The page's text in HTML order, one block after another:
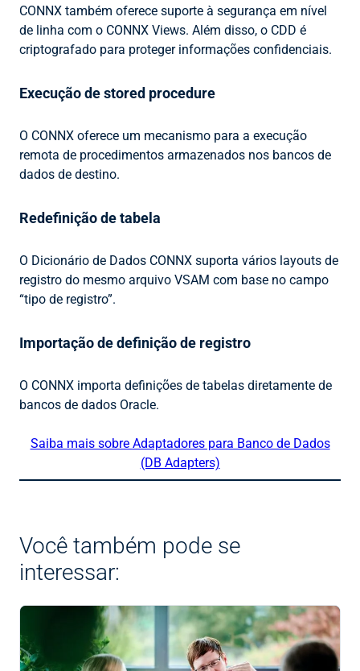
CONNX também oferece suporte à segurança em nível
de linha com o CONNX Views. Além disso, o CDD é
criptografado para proteger informações confidenciais.
Execução de stored procedure
O CONNX oferece um mecanismo para a execução
remota de procedimentos armazenados nos bancos de
dados de destino.
Redefinição de tabela
O Dicionário de Dados CONNX suporta vários layouts de
registro do mesmo arquivo VSAM com base no campo
“tipo de registro”.
Importação de definição de registro
O CONNX importa definições de tabelas diretamente de
bancos de dados Oracle.
Saiba mais sobre Adaptadores para Banco de Dados
(DB Adapters)
Você também pode se
interessar: